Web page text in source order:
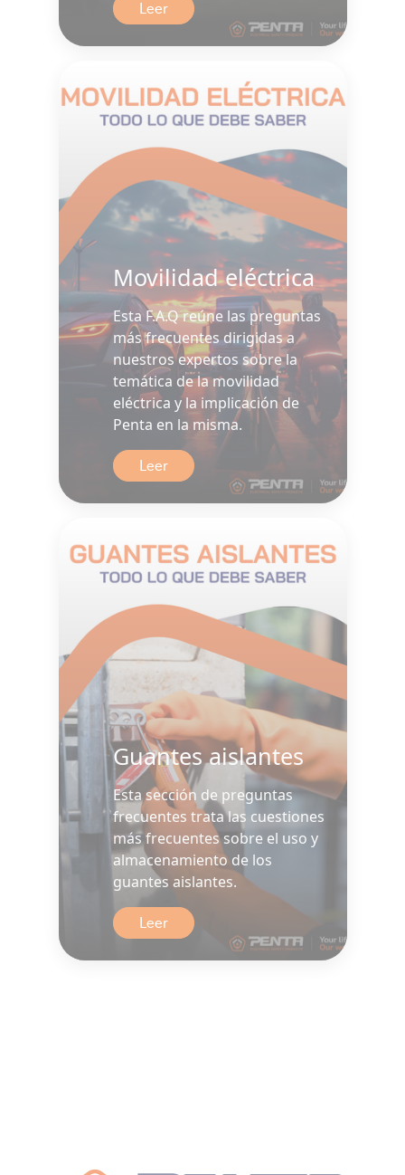
Leer
Movilidad eléctrica
Esta F.A.Q reúne las preguntas
más frecuentes dirigidas a
nuestros expertos sobre la
temática de la movilidad
eléctrica y la implicación de
Penta en la misma.
Leer
Guantes aislantes
Esta sección de preguntas
frecuentes trata las cuestiones
más frecuentes sobre el uso y
almacenamiento de los
guantes aislantes.
Leer